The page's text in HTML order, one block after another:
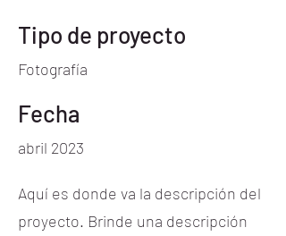
Tipo de proyecto
Fotografía
Fecha
abril 2023
Aquí es donde va la descripción del
proyecto. Brinde una descripción